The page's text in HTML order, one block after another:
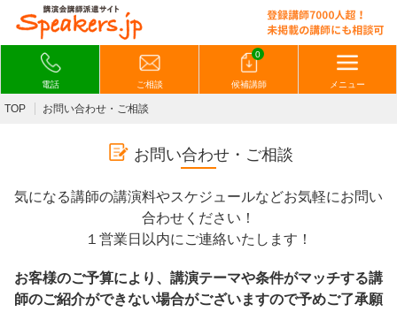
電話 ご相談
0
候補講師 メニュー
TOP お問い合わせ・ご相談
お問い合わせ・ご相談
気になる講師の講演料やスケジュールなどお気軽にお問い
合わせください！
１営業日以内にご連絡いたします！
お客様のご予算により、講演テーマや条件がマッチする講
師のご紹介ができない場合がございますので予めご了承願